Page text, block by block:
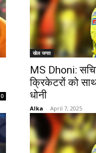
0
खेल जगत
MS Dhoni:
क्रिकेटरों को
धोनी
Alka - April 7, 2025